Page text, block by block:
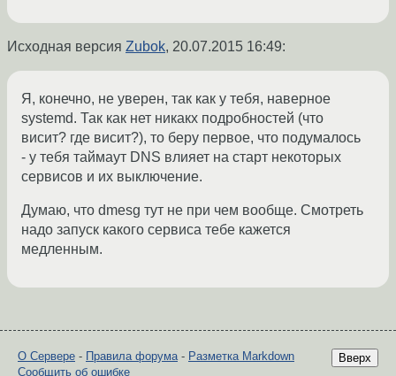
Исходная версия Zubok, 20.07.2015 16:49:
Я, конечно, не уверен, так как у тебя, наверное
systemd. Так как нет никакх подробностей (что
висит? где висит?), то беру первое, что подумалось
- у тебя таймаут DNS влияет на старт некоторых
сервисов и их выключение.
Думаю, что dmesg тут не при чем вообще. Смотреть
надо запуск какого сервиса тебе кажется
медленным.
Вверх
О Сервере - Правила форума- Разметка Markdown
Сообщить об ошибке